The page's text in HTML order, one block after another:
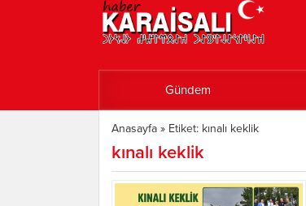
Gündem
Anasayfa » Etiket: kınalı keklik
kınalı keklik